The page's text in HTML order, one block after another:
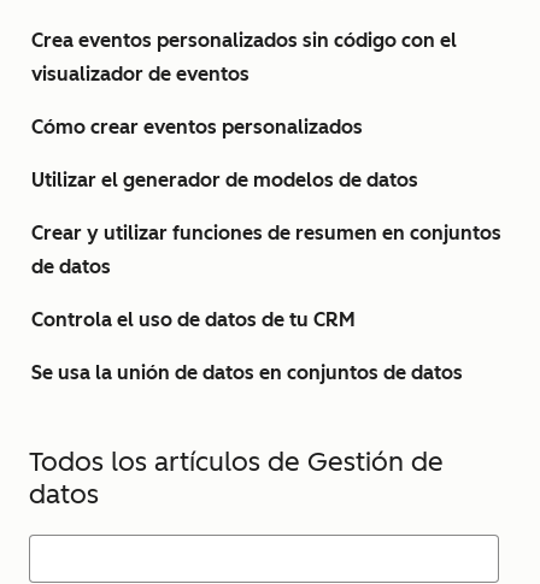
Crea eventos personalizados sin código con el
visualizador de eventos
Cómo crear eventos personalizados
Utilizar el generador de modelos de datos
Crear y utilizar funciones de resumen en conjuntos
de datos
Controla el uso de datos de tu CRM
Se usa la unión de datos en conjuntos de datos
Todos los artículos de Gestión de
datos